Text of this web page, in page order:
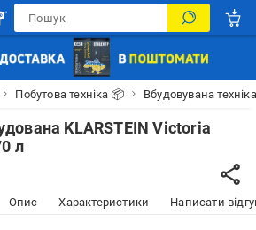
Побутова техніка 📦 Вбудовувана техніка
KLARSTEIN Victoria
л
Опис Характеристики Написати